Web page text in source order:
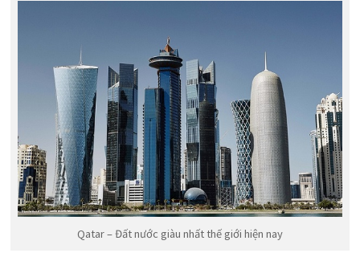
Qatar – Đất nước giàu nhất thế giới hiện nay